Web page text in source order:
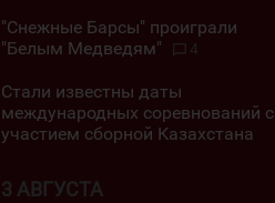
"Снежные Барсы" проиграли
"Белым Медведям"
4
Стали известны даты
международных соревнований с
участием сборной Казахстана
3 АВГУСТА